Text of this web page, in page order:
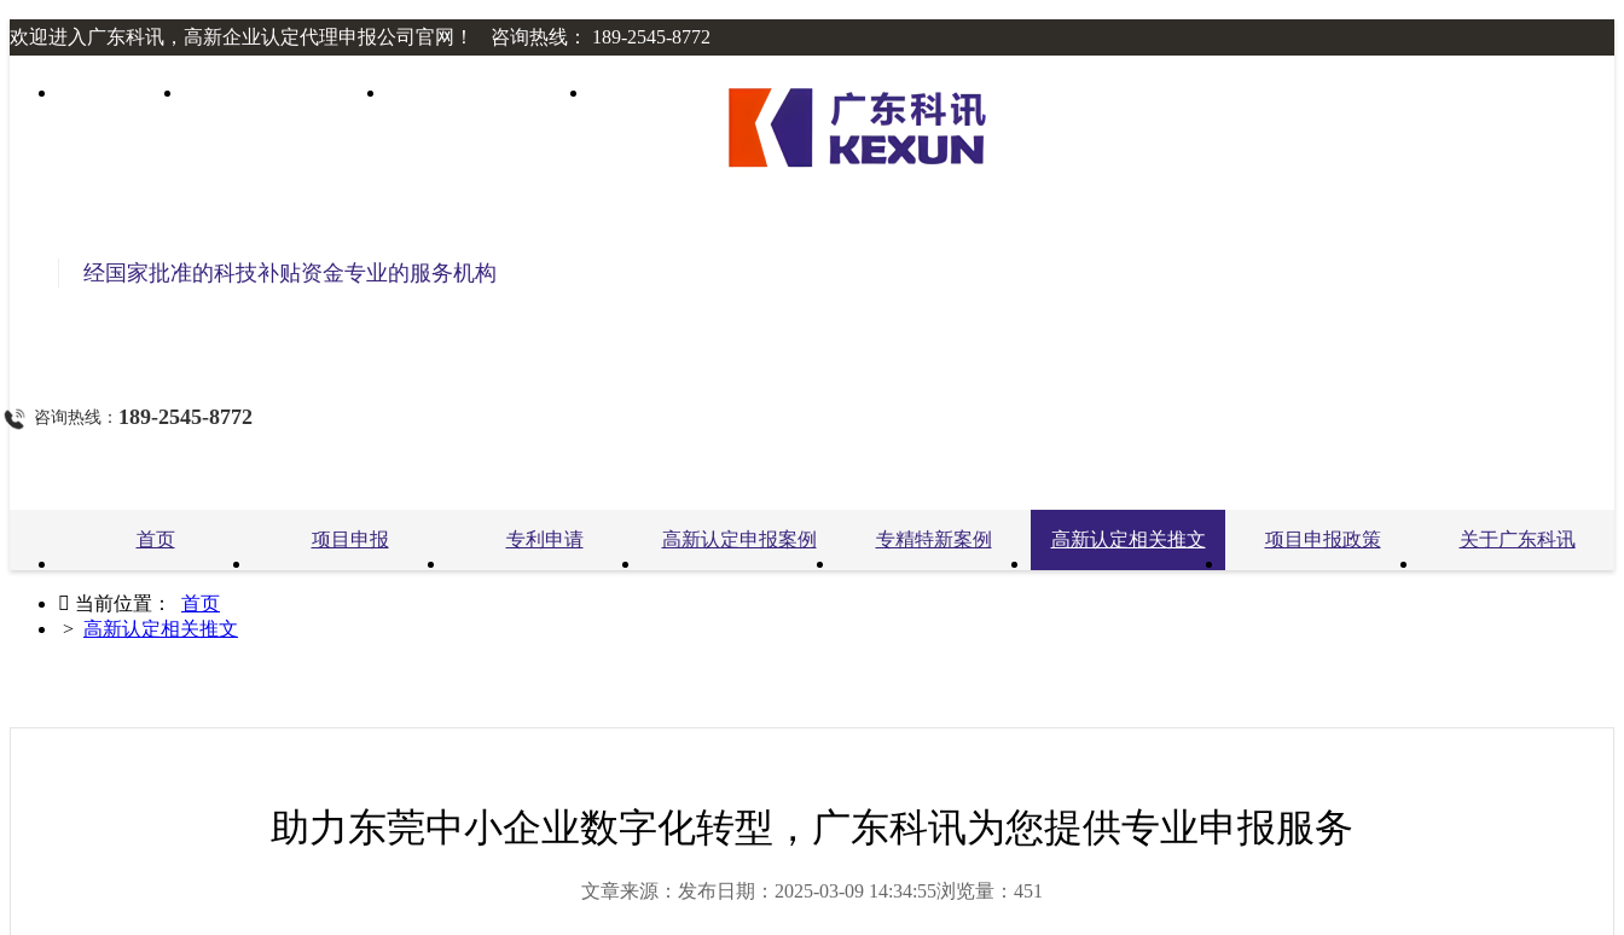
欢迎进入广东科讯，高新企业认定代理申报公司官网！ 咨询热线： 189-2545-8772
经国家批准的科技补贴资金专业的服务机构
咨询热线： 189-2545-8772
首页 项目申报 专利申请 高新认定申报案例 专精特新案例 高新认定相关推文 项目申报政策 关于广东科讯
 当前位置： 首页
> 高新认定相关推文
助力东莞中小企业数字化转型，广东科讯为您提供专业申报服务
文章来源： 发布日期：2025-03-09 14:34:55浏览量：451